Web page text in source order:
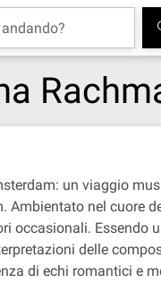
un viaggio
nel cuore
occasionali.
delle
di echi romantici e